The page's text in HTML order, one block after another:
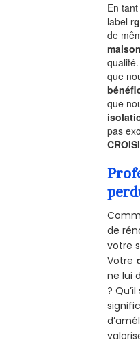
En
label
de
maison
que
que
pas
de
votre
Votre
ne lui
?